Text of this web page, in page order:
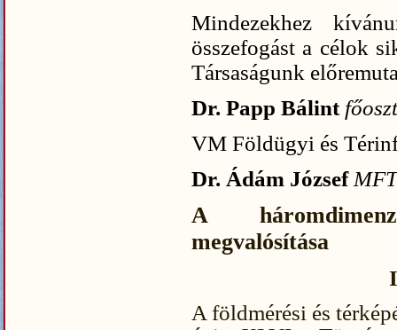
Mindezekhez
összefogást a célok
Társaságunk
Dr. Papp Bálint
VM Földügyi és
Dr. Ádám József
A
megvalósítása
A földmérési és